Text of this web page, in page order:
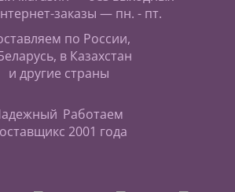
заказы — пн. - пт.
по России,
в Казахстан
и другие страны
Работаем
с 2001 года